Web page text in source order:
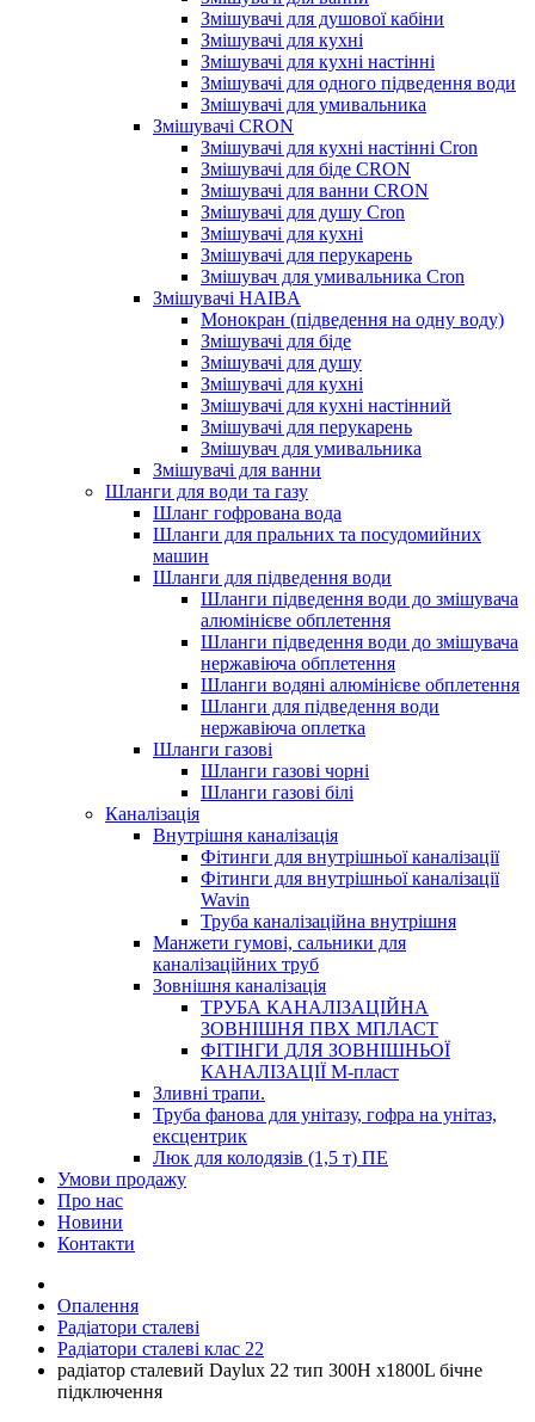
Змішувачі для душової кабіни
Змішувачі для кухні
Змішувачі для кухні настінні
Змішувачі для одного підведення води
Змішувачі для умивальника
Змішувачі CRON
Змішувачі для кухні настінні Cron
Змішувачі для біде CRON
Змішувачі для ванни CRON
Змішувачі для душу Cron
Змішувачі для кухні
Змішувачі для перукарень
Змішувач для умивальника Cron
Змішувачі HAIBA
Монокран (підведення на одну воду)
Змішувачі для біде
Змішувачі для душу
Змішувачі для кухні
Змішувачі для кухні настінний
Змішувачі для перукарень
Змішувач для умивальника
Змішувачі для ванни
Шланги для води та газу
Шланг гофрована вода
Шланги для пральних та посудомийних
машин
Шланги для підведення води
Шланги підведення води до змішувача
алюмінієве обплетення
Шланги підведення води до змішувача
нержавіюча обплетення
Шланги водяні алюмінієве обплетення
Шланги для підведення води
нержавіюча оплетка
Шланги газові
Шланги газові чорні
Шланги газові білі
Каналізація
Внутрішня каналізація
Фітинги для внутрішньої каналізації
Фітинги для внутрішньої каналізації
Wavin
Труба каналізаційна внутрішня
Манжети гумові, сальники для
каналізаційних труб
Зовнішня каналізація
ТРУБА КАНАЛІЗАЦІЙНА
ЗОВНІШНЯ ПВХ МПЛАСТ
ФІТІНГИ ДЛЯ ЗОВНІШНЬОЇ
КАНАЛІЗАЦІЇ М-пласт
Зливні трапи.
Труба фанова для унітазу, гофра на унітаз,
ексцентрик
Люк для колодязів (1,5 т) ПЕ
Умови продажу
Про нас
Новини
Контакти
Опалення
Радіатори сталеві
Радіатори сталеві клас 22
радіатор сталевий Daylux 22 тип 300H x1800L бічне
підключення